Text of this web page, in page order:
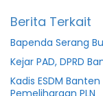
Berita Terkait
Bapenda Serang
Kejar PAD, DPRD
Kadis ESDM
Pemeliharaan PLN